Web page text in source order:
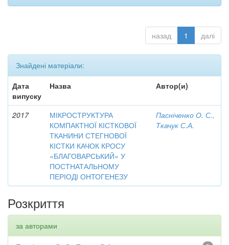
назад 1 далі
Знайдені матеріали:
Дата
випуску
Назва Автор(и)
2017
МІКРОСТРУКТУРА
КОМПАКТНОЇ КІСТКОВОЇ
ТКАНИНИ СТЕГНОВОЇ
КІСТКИ КАЧОК КРОСУ
«БЛАГОВАРСЬКИЙ» У
ПОСТНАТАЛЬНОМУ
ПЕРІОДІ ОНТОГЕНЕЗУ
Пасніченко О. С.,
Ткачук С.А.
Розкриття
за авторами